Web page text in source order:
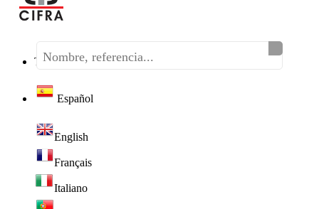
Teléfono:(+34) 968 320 046
Español
English
Français
Italiano